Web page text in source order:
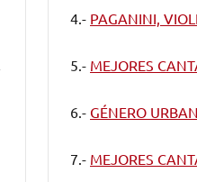
4.- PAGANINI,
5.- MEJORES
6.- GÉNERO
7.- MEJORES